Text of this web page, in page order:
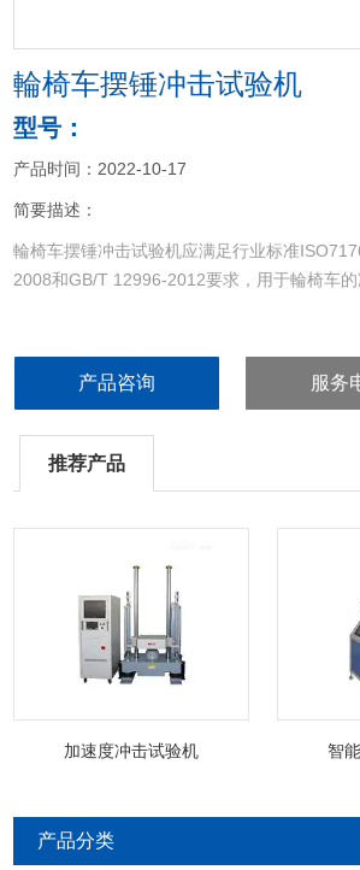
輪椅车摆锤冲击试验机
型号：
产品时间：2022-10-17
简要描述：
輪椅车摆锤冲击试验机应满足行业标准
2008和GB/T 12996-2012要求，用于輪椅车的
产品咨询 服务
推荐产品
加速度冲击试验机 智
产品分类